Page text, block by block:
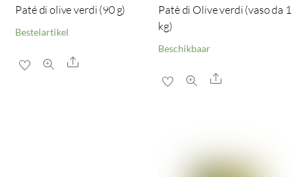
Paté di olive verdi (90 g)
Bestelartikel
Share
Patè di Olive verdi (vaso da 1
kg)
Beschikbaar
Share